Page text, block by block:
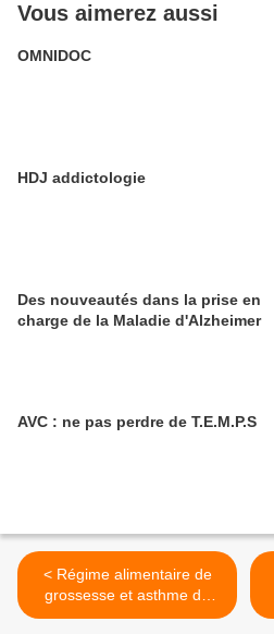
Vous aimerez aussi
OMNIDOC
HDJ addictologie
Des nouveautés dans la prise en
charge de la Maladie d'Alzheimer
AVC : ne pas perdre de T.E.M.P.S
< Régime alimentaire de
grossesse et asthme de
l'enfant.